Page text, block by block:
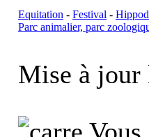
Equitation - Festival -
Parc animalier, parc
Mise à jour